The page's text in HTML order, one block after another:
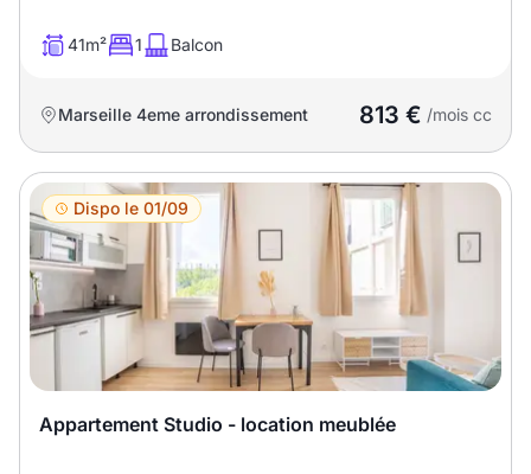
T2 T3 T4
T6 T7 T8 T9
T10 T11 T12
T13 T14 T15
T16
41m² 1 Balcon
Marseille 4eme arrondissement 813 € /mois cc
Dispo le 01/09
Appartement Studio - location meublée